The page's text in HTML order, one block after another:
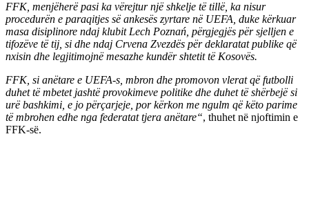
FFK, menjëherë pasi ka vërejtur një shkelje të tillë, ka nisur
procedurën e paraqitjes së ankesës zyrtare në UEFA, duke kërkuar
masa disiplinore ndaj klubit Lech Poznań, përgjegjës për sjelljen e
tifozëve të tij, si dhe ndaj Crvena Zvezdës për deklaratat publike që
nxisin dhe legjitimojnë mesazhe kundër shtetit të Kosovës.
FFK, si anëtare e UEFA-s, mbron dhe promovon vlerat që futbolli
duhet të mbetet jashtë provokimeve politike dhe duhet të shërbejë si
urë bashkimi, e jo përçarjeje, por kërkon me ngulm që këto parime
të mbrohen edhe nga federatat tjera anëtare“, thuhet në njoftimin e
FFK-së.